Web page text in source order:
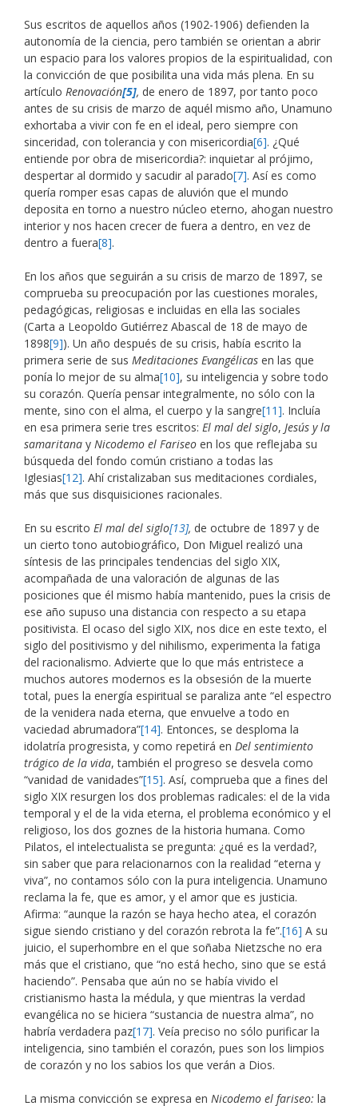
Sus escritos de aquellos años (1902-1906) defienden la
autonomía de la ciencia, pero también se orientan a abrir
un espacio para los valores propios de la espiritualidad, con
la convicción de que posibilita una vida más plena. En su
artículo Renovación[5], de enero de 1897, por tanto poco
antes de su crisis de marzo de aquél mismo año, Unamuno
exhortaba a vivir con fe en el ideal, pero siempre con
sinceridad, con tolerancia y con misericordia[6]. ¿Qué
entiende por obra de misericordia?: inquietar al prójimo,
despertar al dormido y sacudir al parado[7]. Así es como
quería romper esas capas de aluvión que el mundo
deposita en torno a nuestro núcleo eterno, ahogan nuestro
interior y nos hacen crecer de fuera a dentro, en vez de
dentro a fuera[8].
En los años que seguirán a su crisis de marzo de 1897, se
comprueba su preocupación por las cuestiones morales,
pedagógicas, religiosas e incluidas en ella las sociales
(Carta a Leopoldo Gutiérrez Abascal de 18 de mayo de
1898[9]). Un año después de su crisis, había escrito la
primera serie de sus Meditaciones Evangélicas en las que
ponía lo mejor de su alma[10], su inteligencia y sobre todo
su corazón. Quería pensar integralmente, no sólo con la
mente, sino con el alma, el cuerpo y la sangre[11]. Incluía
en esa primera serie tres escritos: El mal del siglo, Jesús y la
samaritana y Nicodemo el Fariseo en los que reflejaba su
búsqueda del fondo común cristiano a todas las
Iglesias[12]. Ahí cristalizaban sus meditaciones cordiales,
más que sus disquisiciones racionales.
En su escrito El mal del siglo[13], de octubre de 1897 y de
un cierto tono autobiográfico, Don Miguel realizó una
síntesis de las principales tendencias del siglo XIX,
acompañada de una valoración de algunas de las
posiciones que él mismo había mantenido, pues la crisis de
ese año supuso una distancia con respecto a su etapa
positivista. El ocaso del siglo XIX, nos dice en este texto, el
siglo del positivismo y del nihilismo, experimenta la fatiga
del racionalismo. Advierte que lo que más entristece a
muchos autores modernos es la obsesión de la muerte
total, pues la energía espiritual se paraliza ante “el espectro
de la venidera nada eterna, que envuelve a todo en
vaciedad abrumadora”[14]. Entonces, se desploma la
idolatría progresista, y como repetirá en Del sentimiento
trágico de la vida, también el progreso se desvela como
“vanidad de vanidades”[15]. Así, comprueba que a fines del
siglo XIX resurgen los dos problemas radicales: el de la vida
temporal y el de la vida eterna, el problema económico y el
religioso, los dos goznes de la historia humana. Como
Pilatos, el intelectualista se pregunta: ¿qué es la verdad?,
sin saber que para relacionarnos con la realidad “eterna y
viva”, no contamos sólo con la pura inteligencia. Unamuno
reclama la fe, que es amor, y el amor que es justicia.
Afirma: “aunque la razón se haya hecho atea, el corazón
sigue siendo cristiano y del corazón rebrota la fe”.[16] A su
juicio, el superhombre en el que soñaba Nietzsche no era
más que el cristiano, que “no está hecho, sino que se está
haciendo”. Pensaba que aún no se había vivido el
cristianismo hasta la médula, y que mientras la verdad
evangélica no se hiciera “sustancia de nuestra alma”, no
habría verdadera paz[17]. Veía preciso no sólo purificar la
inteligencia, sino también el corazón, pues son los limpios
de corazón y no los sabios los que verán a Dios.
La misma convicción se expresa en Nicodemo el fariseo: la